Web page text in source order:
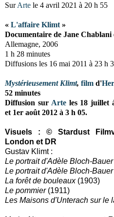
SurArte le 4 avril 2021 à 20 h 55
« L'affaire Klimt »
Documentaire de Jane
Allemagne, 2006
1 h 28 minutes
Diffusions les 16 mai 2011 à 23 h
Mystérieusement Klimt, film d'
52 minutes
Diffusion sur Arteles 18 juillet
et 1er août 2012 à 3 h 05.
Visuels : © Stardust
London et DR
Gustav Klimt :
Le portrait d'Adèle Bloch-Bauer
Le portrait d'Adèle Bloch-Bauer
La forêt de bouleaux(1903)
Le pommier(1911)
Les Maisons d'Unterach sur le